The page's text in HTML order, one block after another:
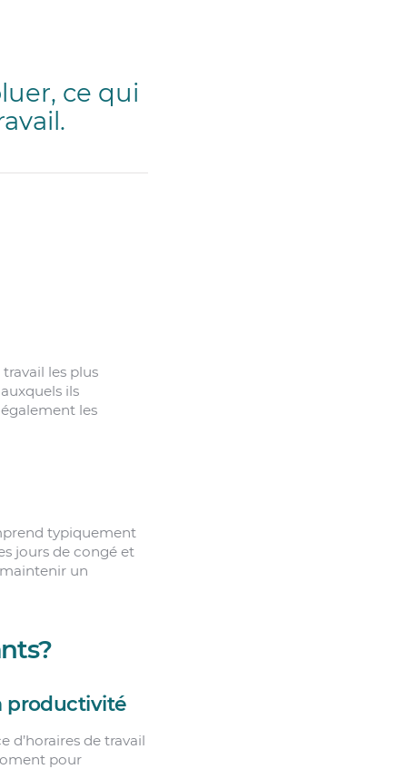
ce qui
les plus
ils
les
typiquement
jours de congé et
un
productivité
d’horaires de travail
pour